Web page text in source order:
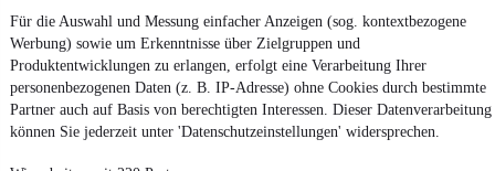
Für die Auswahl und Messung einfacher Anzeigen (sog. kontextbezogene
Werbung) sowie um Erkenntnisse über Zielgruppen und
Produktentwicklungen zu erlangen, erfolgt eine Verarbeitung Ihrer
personenbezogenen Daten (z. B. IP-Adresse) ohne Cookies durch bestimmte
Partner auch auf Basis von berechtigten Interessen. Dieser Datenverarbeitung
können Sie jederzeit unter 'Datenschutzeinstellungen' widersprechen.